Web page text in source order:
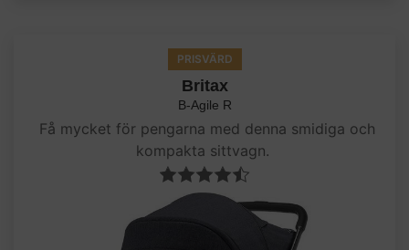
PRISVÄRD
Britax
B-Agile R
Få mycket för pengarna med denna smidiga och
kompakta sittvagn.